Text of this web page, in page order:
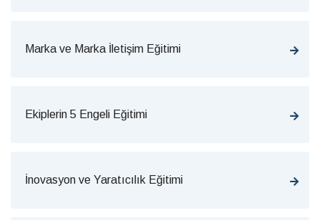
Marka ve Marka İletişim Eğitimi
Ekiplerin 5 Engeli Eğitimi
İnovasyon ve Yaratıcılık Eğitimi